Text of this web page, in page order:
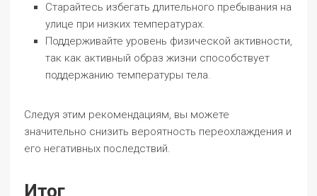
Старайтесь избегать длительного пребывания на
улице при низких температурах.
Поддерживайте уровень физической активности,
так как активный образ жизни способствует
поддержанию температуры тела.
Следуя этим рекомендациям, вы можете
значительно снизить вероятность переохлаждения и
его негативных последствий.
Итог